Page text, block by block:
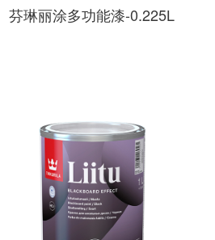
芬琳丽涂多功能漆-0.225L